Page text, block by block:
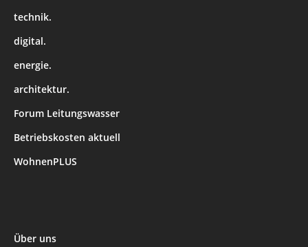
technik.
digital.
energie.
architektur.
Forum Leitungswasser
Betriebskosten aktuell
WohnenPLUS
Über uns